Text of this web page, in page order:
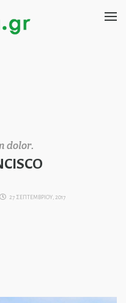
dolor.
27 ΣΕΠΤΕΜΒΡΙΟΥ, 2017